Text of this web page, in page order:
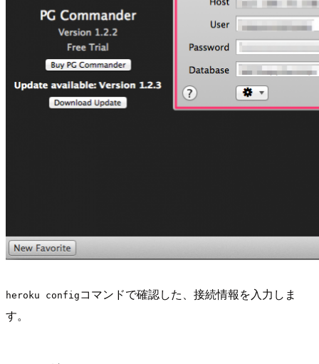
heroku config コマンドで確認した、接続情報を入力しま
す。